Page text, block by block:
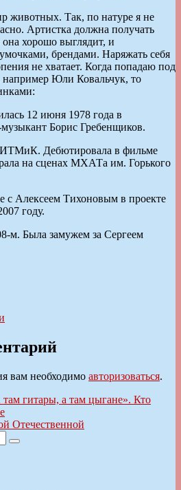
Так, по натуре я не
Артистка должна получать
она хорошо выглядит, и
брендами. Наряжать себя
не хватает. Когда попадаю под
Юли Ковальчук, то
12 июня 1978 года в
Борис Гребенщиков.
Дебютировала в фильме
на сценах МХАТа им. Горького
с Алексеем Тихоновым в проекте
году.
м. Была замужем за Сергеем
вам необходимо авторизоваться.
гитары, а там цыгане». Кто
Отечественной
Поиск